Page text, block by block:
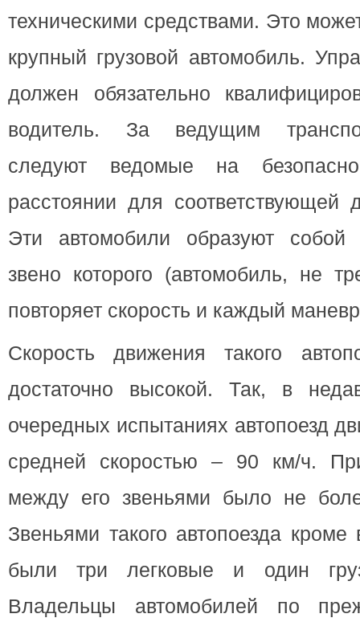
техническими средствами. Это
крупный грузовой автомобиль.
должен обязательно
водитель. За ведущим
следуют ведомые на
расстоянии для соответствующей
Эти автомобили образуют собой
звено которого (автомобиль, не
повторяет скорость и каждый
Скорость движения такого
достаточно высокой. Так, в
очередных испытаниях автопоезд
средней скоростью – 90 км/ч.
между его звеньями было не
Звеньями такого автопоезда кроме
были три легковые и один
Владельцы автомобилей по